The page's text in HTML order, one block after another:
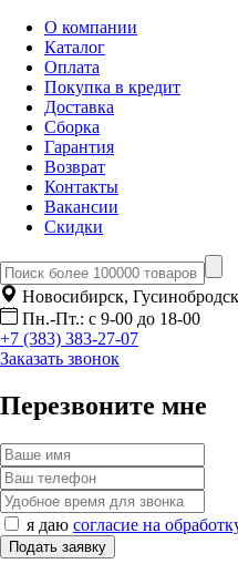
О компании
Каталог
Оплата
Покупка в кредит
Доставка
Сборка
Гарантия
Возврат
Контакты
Вакансии
Скидки
Новосибирск,
Пн.-Пт.: с 9-00 до 18-00
+7 (383) 383-27-07
Заказать звонок
Перезвоните мне
я даю согласие на